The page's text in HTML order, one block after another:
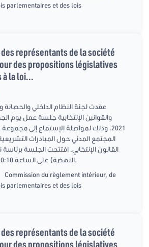
parlementaires et des lois
représentants de la société
des propositions législatives
la loi...
عقدت لجنة النظام الداخلي والحصانة
2021. وذلك لمواصلة الإستماع إلى
المجتمع المدني حول المبادرات
القانون الإنتخابي. افتتحت الجلسة
النهضة) على الساعة 10:10 وبحضور 04 نواب.
Commission du règlement intérieur, de
parlementaires et des lois
représentants de la société
des propositions législatives